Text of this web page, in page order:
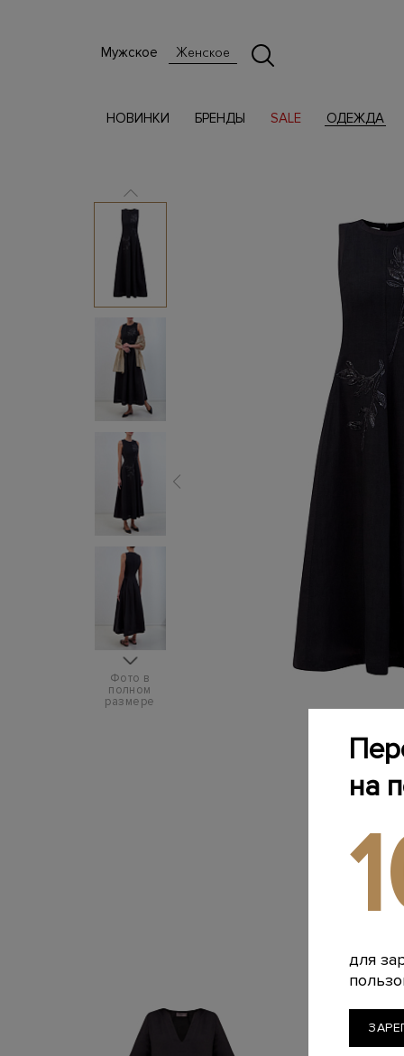
Мужское Женское
НОВИНКИ БРЕНДЫ SALE ОДЕЖДА
Фото в
полном
размере
на
для